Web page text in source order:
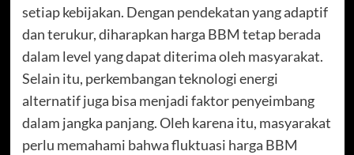
setiap kebijakan. Dengan pendekatan yang adaptif
dan terukur, diharapkan harga BBM tetap berada
dalam level yang dapat diterima oleh masyarakat.
Selain itu, perkembangan teknologi energi
alternatif juga bisa menjadi faktor penyeimbang
dalam jangka panjang. Oleh karena itu, masyarakat
perlu memahami bahwa fluktuasi harga BBM